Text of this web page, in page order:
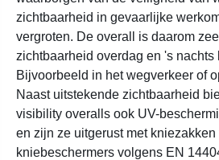
zichtbaarheid in gevaarlijke
vergroten. De overall is daarom
zichtbaarheid overdag en 's nachts
Bijvoorbeeld in het wegverkeer of
Naast uitstekende zichtbaarheid
visibility overalls ook UV-
en zijn ze uitgerust met kniezakken
kniebeschermers volgens EN